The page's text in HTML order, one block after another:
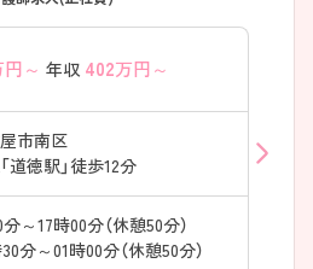
域の中核を担う病院機能があ
能 ・多職種との連携を日常的に経験でき
を身につけたい方におすすめです
全体で地域医療を支えていま
療と介護を横断した関わりがで
介護サービスを法人内で展開 ・退院後の生
域住民の暮らしに寄り添う医療を大切に
医療」を実感しながら働けます
円～ 年収 402万円～
市南区
道徳駅」徒歩12分
～17時00分（休憩50分）
分～01時00分（休憩50分）